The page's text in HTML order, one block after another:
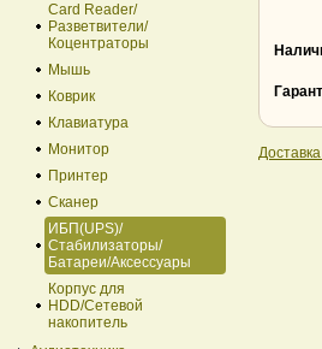
Card Reader/
Разветвители/
Коцентраторы
Мышь
Коврик
Клавиатура
Монитор
Принтер
Сканер
ИБП(UPS)/
Стабилизаторы/
Батареи/Аксессуары
Корпус для
HDD/Cетевой
накопитель